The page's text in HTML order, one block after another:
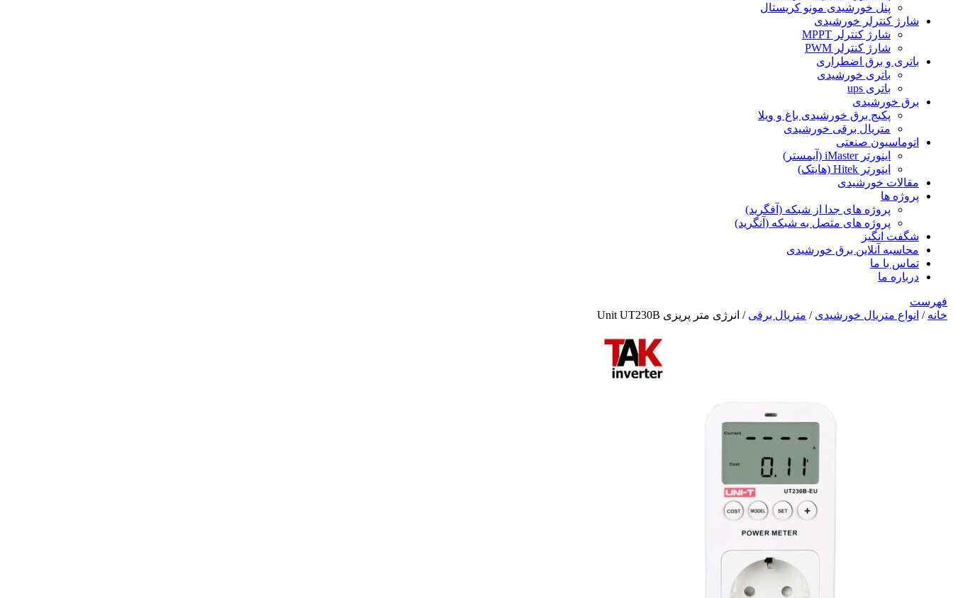
پنل خورشیدی مونو کریستال
شارژ کنترلر خورشیدی
شارژ کنترلر MPPT
شارژ کنترلر PWM
باتری و برق اضطراری
باتری خورشیدی
باتری ups
برق خورشیدی
پکیج برق خورشیدی باغ و ویلا
متریال برقی خورشیدی
اتوماسیون صنعتی
اینورتر iMaster (آیمستر)
اینورتر Hitek (هایتک)
مقالات خورشیدی
پروژه ها
پروژه های جدا از شبکه (آفگرید)
پروژه های متصل به شبکه (آنگرید)
شگفت انگیز
محاسبه آنلاین برق خورشیدی
تماس با ما
درباره ما
فهرست
خانه / انواع متریال خورشیدی / متریال برقی / انرژی متر پریزی Unit UT230B